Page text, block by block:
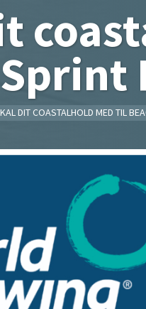
DIT COASTALHOLD MED TIL